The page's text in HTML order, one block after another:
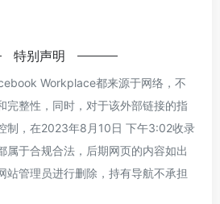
特别声明
Workplace都来源于网络，不
完整性，同时，对于该外部链接的指
制，在2023年8月10日 下午3:02收录
属于合规合法，后期网页的内容如出
站管理员进行删除，持有导航不承担